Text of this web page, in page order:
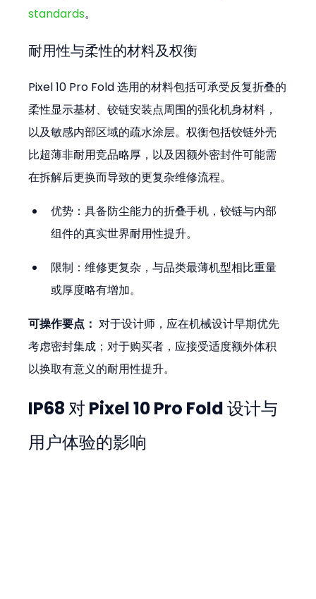
standards。
耐用性与柔性的材料及权衡
Pixel 10 Pro Fold 选用的材料包括可承受反复折叠的
柔性显示基材、铰链安装点周围的强化机身材料，
以及敏感内部区域的疏水涂层。权衡包括铰链外壳
比超薄非耐用竞品略厚，以及因额外密封件可能需
在拆解后更换而导致的更复杂维修流程。
优势：具备防尘能力的折叠手机，铰链与内部
组件的真实世界耐用性提升。
限制：维修更复杂，与品类最薄机型相比重量
或厚度略有增加。
可操作要点： 对于设计师，应在机械设计早期优先
考虑密封集成；对于购买者，应接受适度额外体积
以换取有意义的耐用性提升。
IP68 对 Pixel 10 Pro Fold 设计与
用户体验的影响